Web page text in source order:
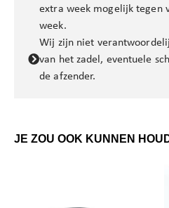
JE ZOU OOK KUNNEN
extra week mogelijk tegen
week.
Wij zijn niet
van het zadel, eventuele
de afzender.